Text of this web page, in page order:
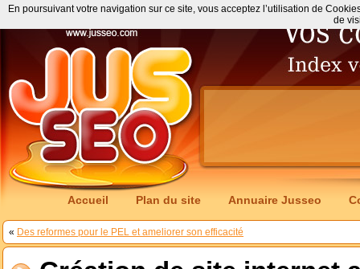
Accueil Plan du site Annuaire Jusseo
« Des reformes pour le PEL et ameliorer son efficacité
En poursuivant votre navigation sur ce site, vous acceptez l’utilisation de
de